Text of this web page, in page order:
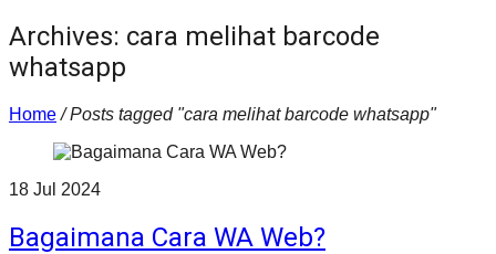
Archives: cara melihat barcode
whatsapp
Home / Posts tagged "cara melihat barcode whatsapp"
18 Jul 2024
Bagaimana Cara WA Web?